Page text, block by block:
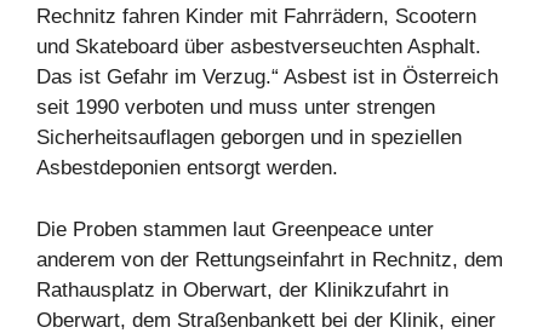
Rechnitz fahren Kinder mit Fahrrädern, Scootern
und Skateboard über asbestverseuchten Asphalt.
Das ist Gefahr im Verzug.“ Asbest ist in Österreich
seit 1990 verboten und muss unter strengen
Sicherheitsauflagen geborgen und in speziellen
Asbestdeponien entsorgt werden.
Die Proben stammen laut Greenpeace unter
anderem von der Rettungseinfahrt in Rechnitz, dem
Rathausplatz in Oberwart, der Klinikzufahrt in
Oberwart, dem Straßenbankett bei der Klinik, einer